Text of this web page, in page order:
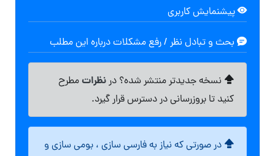
پیشنمایش کاربری
بحث و تبادل نظر / رفع مشکلات درباره این مطلب
نسخه جدیدتر منتشر شده؟ درنظراتمطرح
کنید تا بروزرسانی در دسترس قرار گیرد.
در صورتی که نیاز به فارسی سازی ، بومی سازی و